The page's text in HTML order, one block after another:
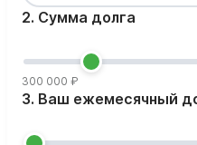
2. Сумма долга
300 000 ₽
3. Ваш ежемесячный